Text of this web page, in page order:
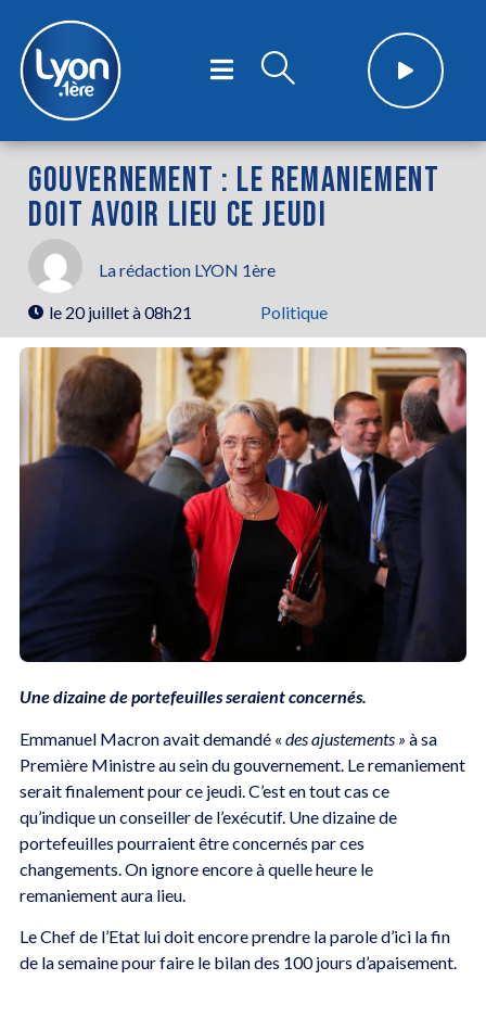
GOUVERNEMENT : LE REMANIEMENT
DOIT AVOIR LIEU CE JEUDI
La rédaction LYON 1ère
le 20 juillet à 08h21 Politique
Une dizaine de portefeuilles seraient concernés.
Emmanuel Macron avait demandé « des ajustements » à sa
Première Ministre au sein du gouvernement. Le remaniement
serait finalement pour ce jeudi. C’est en tout cas ce
qu’indique un conseiller de l’exécutif. Une dizaine de
portefeuilles pourraient être concernés par ces
changements. On ignore encore à quelle heure le
remaniement aura lieu.
Le Chef de l’Etat lui doit encore prendre la parole d’ici la fin
de la semaine pour faire le bilan des 100 jours d’apaisement.